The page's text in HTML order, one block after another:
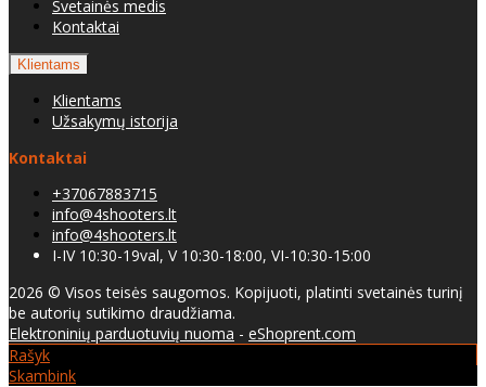
Svetainės medis
Kontaktai
Klientams
Klientams
Užsakymų istorija
Kontaktai
+37067883715
info@4shooters.lt
info@4shooters.lt
I-IV 10:30-19val, V 10:30-18:00, VI-10:30-15:00
2026 © Visos teisės saugomos. Kopijuoti, platinti svetainės turinį
be autorių sutikimo draudžiama.
Elektroninių parduotuvių nuoma - eShoprent.com
Rašyk
Skambink